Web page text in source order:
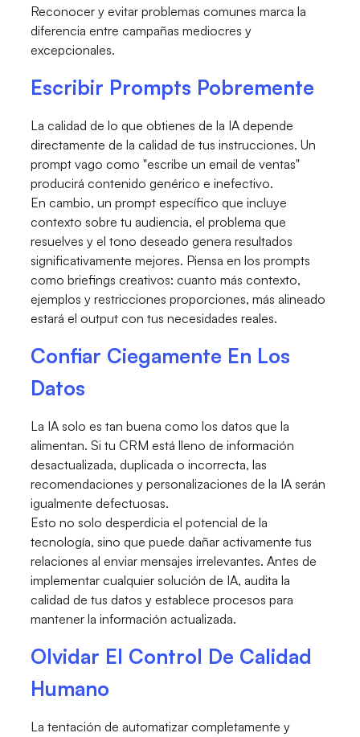
Reconocer y evitar problemas comunes marca la
diferencia entre campañas mediocres y
excepcionales.
Escribir Prompts Pobremente
La calidad de lo que obtienes de la IA depende
directamente de la calidad de tus instrucciones. Un
prompt vago como "escribe un email de ventas"
producirá contenido genérico e inefectivo.
En cambio, un prompt específico que incluye
contexto sobre tu audiencia, el problema que
resuelves y el tono deseado genera resultados
significativamente mejores. Piensa en los prompts
como briefings creativos: cuanto más contexto,
ejemplos y restricciones proporciones, más alineado
estará el output con tus necesidades reales.
Confiar Ciegamente En Los
Datos
La IA solo es tan buena como los datos que la
alimentan. Si tu CRM está lleno de información
desactualizada, duplicada o incorrecta, las
recomendaciones y personalizaciones de la IA serán
igualmente defectuosas.
Esto no solo desperdicia el potencial de la
tecnología, sino que puede dañar activamente tus
relaciones al enviar mensajes irrelevantes. Antes de
implementar cualquier solución de IA, audita la
calidad de tus datos y establece procesos para
mantener la información actualizada.
Olvidar El Control De Calidad
Humano
La tentación de automatizar completamente y